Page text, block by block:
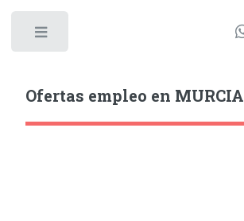
Ofertas empleo en MURCIA